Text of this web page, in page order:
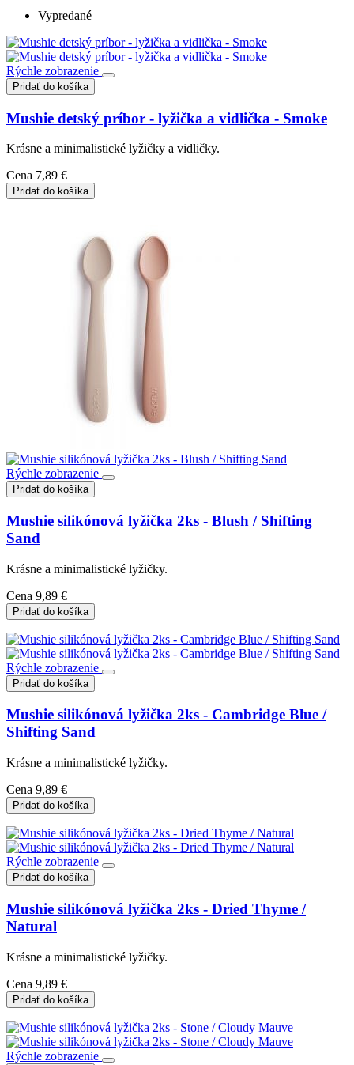
Vypredané
Rýchle zobrazenie
Pridať do košíka
Mushie detský príbor - lyžička a vidlička - Smoke
Krásne a minimalistické lyžičky a vidličky.
Cena 7,89 €
Pridať do košíka
Rýchle zobrazenie
Pridať do košíka
Mushie silikónová lyžička 2ks - Blush / Shifting
Sand
Krásne a minimalistické lyžičky.
Cena 9,89 €
Pridať do košíka
Rýchle zobrazenie
Pridať do košíka
Mushie silikónová lyžička 2ks - Cambridge Blue /
Shifting Sand
Krásne a minimalistické lyžičky.
Cena 9,89 €
Pridať do košíka
Rýchle zobrazenie
Pridať do košíka
Mushie silikónová lyžička 2ks - Dried Thyme /
Natural
Krásne a minimalistické lyžičky.
Cena 9,89 €
Pridať do košíka
Rýchle zobrazenie